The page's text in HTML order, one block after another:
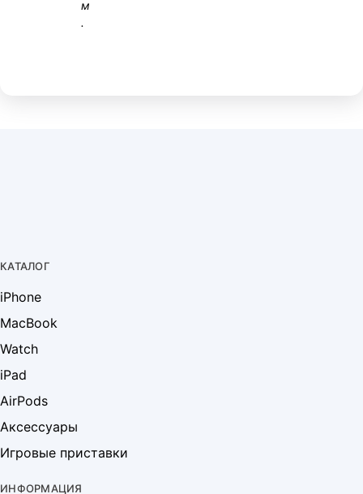
м
.
КАТАЛОГ
iPhone
MacBook
Watch
iPad
AirPods
Аксессуары
Игровые приставки
ИНФОРМАЦИЯ